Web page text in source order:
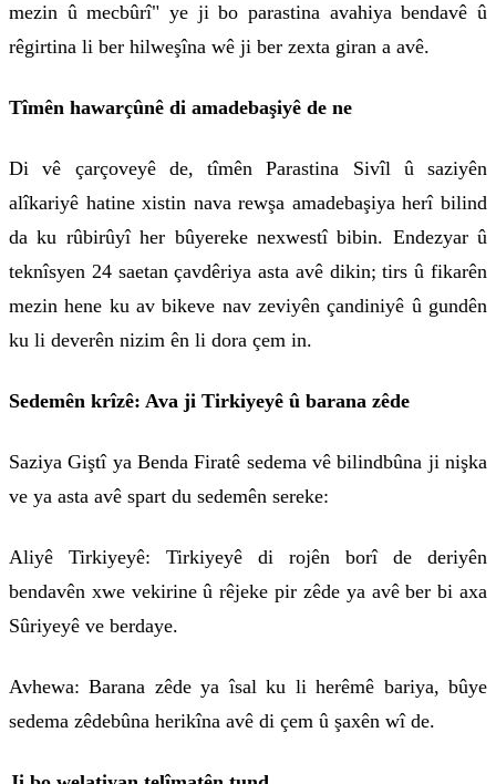
mezin û mecbûrî" ye ji bo parastina avahiya bendavê û
rêgirtina li ber hilweşîna wê ji ber zexta giran a avê.
Tîmên hawarçûnê di amadebaşiyê de ne
Di vê çarçoveyê de, tîmên Parastina Sivîl û saziyên
alîkariyê hatine xistin nava rewşa amadebaşiya herî bilind
da ku rûbirûyî her bûyereke nexwestî bibin. Endezyar û
teknîsyen 24 saetan çavdêriya asta avê dikin; tirs û fikarên
mezin hene ku av bikeve nav zeviyên çandiniyê û gundên
ku li deverên nizim ên li dora çem in.
Sedemên krîzê: Ava ji Tirkiyeyê û barana zêde
Saziya Giştî ya Benda Firatê sedema vê bilindbûna ji nişka
ve ya asta avê spart du sedemên sereke:
Aliyê Tirkiyeyê: Tirkiyeyê di rojên borî de deriyên
bendavên xwe vekirine û rêjeke pir zêde ya avê ber bi axa
Sûriyeyê ve berdaye.
Avhewa: Barana zêde ya îsal ku li herêmê bariya, bûye
sedema zêdebûna herikîna avê di çem û şaxên wî de.